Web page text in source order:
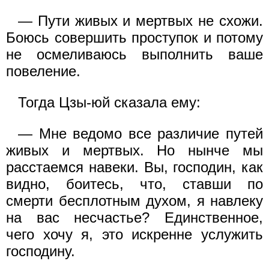
— Пути живых и мертвых не схожи.
Боюсь совершить проступок и потому
не осмеливаюсь выполнить ваше
повеление.
Тогда Цзы-юй сказала ему:
— Мне ведомо все различие путей
живых и мертвых. Но нынче мы
расстаемся навеки. Вы, господин, как
видно, боитесь, что, ставши по
смерти бесплотным духом, я навлеку
на вас несчастье? Единственное,
чего хочу я, это искренне услужить
господину.